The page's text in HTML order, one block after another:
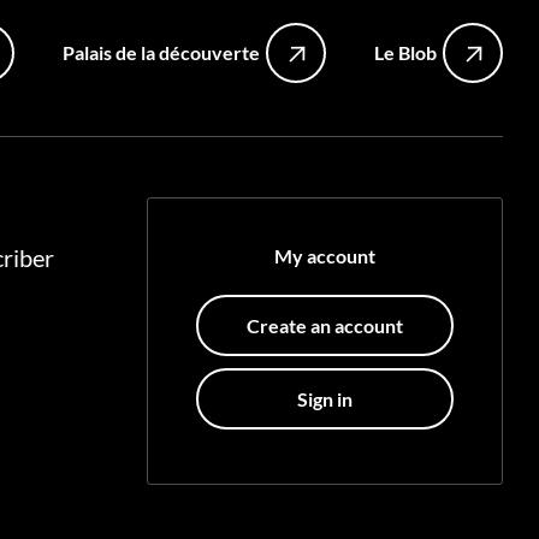
Palais de la découverte Le Blob
My account
Create an account
Sign in